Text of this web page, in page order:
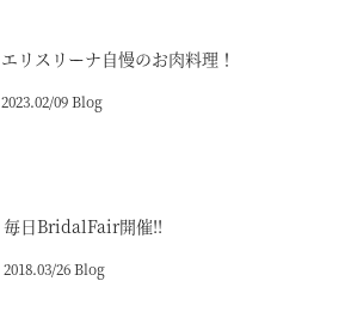
エリスリーナ自慢のお肉料理！
2023.02/09 Blog
毎日BridalFair開催!!
2018.03/26 Blog